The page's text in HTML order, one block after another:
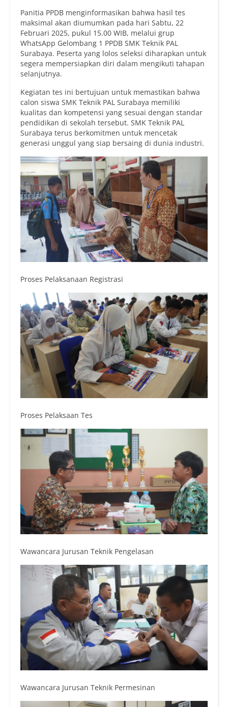
Panitia PPDB menginformasikan bahwa hasil tes
maksimal akan diumumkan pada hari Sabtu, 22
Februari 2025, pukul 15.00 WIB, melalui grup
WhatsApp Gelombang 1 PPDB SMK Teknik PAL
Surabaya. Peserta yang lolos seleksi diharapkan untuk
segera mempersiapkan diri dalam mengikuti tahapan
selanjutnya.
Kegiatan tes ini bertujuan untuk memastikan bahwa
calon siswa SMK Teknik PAL Surabaya memiliki
kualitas dan kompetensi yang sesuai dengan standar
pendidikan di sekolah tersebut. SMK Teknik PAL
Surabaya terus berkomitmen untuk mencetak
generasi unggul yang siap bersaing di dunia industri.
Proses Pelaksanaan Registrasi
Proses Pelaksaan Tes
Wawancara Jurusan Teknik Pengelasan
Wawancara Jurusan Teknik Permesinan